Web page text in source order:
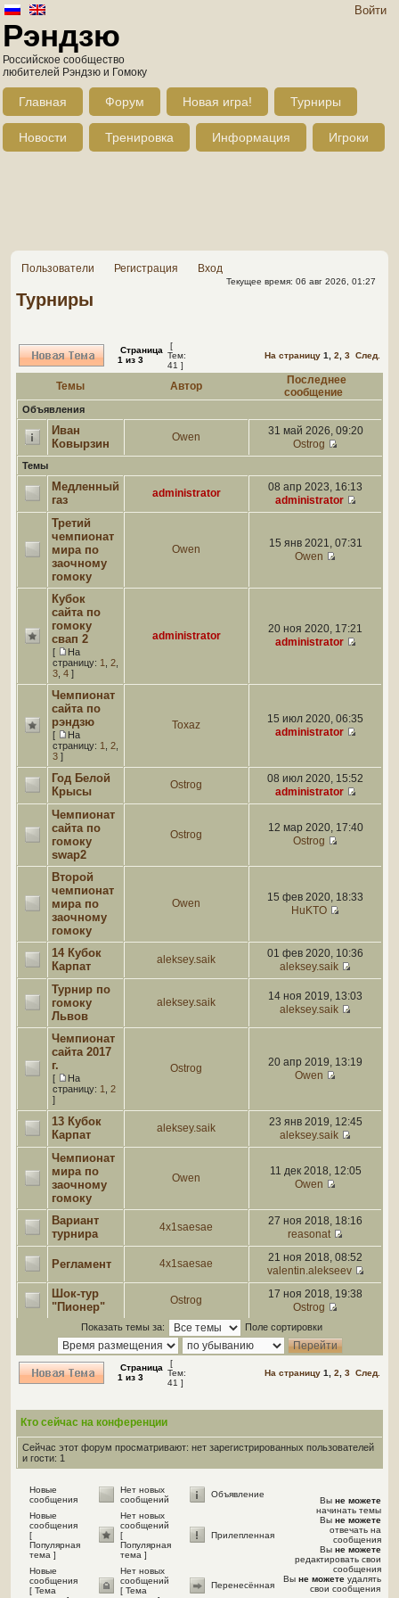
Войти
Рэндзю
Российское сообщество
любителей Рэндзю и Гомоку
Главная Форум Новая игра! Турниры
Новости Тренировка Информация Игроки
Пользователи Регистрация Вход
Текущее время: 06 авг 2026, 01:27
Турниры
Страница
1 из 3
[
Тем:
41 ]
На страницу 1 2 3 След.
Темы Автор
Последнее
сообщение
Объявления
Иван
Ковырзин
Owen
31 май 2026, 09:20
Ostrog
Темы
Медленный
газ
administrator
08 апр 2023, 16:13
administrator
Третий
чемпионат
мира по
заочному
гомоку
Owen
15 янв 2021, 07:31
Owen
Кубок
сайта по
гомоку
свап 2
[
На
страницу: 1 2
3 4 ]
administrator
20 ноя 2020, 17:21
administrator
Чемпионат
сайта по
рэндзю
[
На
страницу: 1 2
3 ]
Toxaz
15 июл 2020, 06:35
administrator
Год Белой
Крысы
Ostrog
08 июл 2020, 15:52
administrator
Чемпионат
сайта по
гомоку
swap2
Ostrog
12 мар 2020, 17:40
Ostrog
Второй
чемпионат
мира по
заочному
гомоку
Owen
15 фев 2020, 18:33
HuKTO
14 Кубок
Карпат
aleksey.saik
01 фев 2020, 10:36
aleksey.saik
Турнир по
гомоку
Львов
aleksey.saik
14 ноя 2019, 13:03
aleksey.saik
Чемпионат
сайта 2017
г.
[
На
страницу: 1
2
]
Ostrog
20 апр 2019, 13:19
Owen
13 Кубок
Карпат
aleksey.saik
23 янв 2019, 12:45
aleksey.saik
Чемпионат
мира по
заочному
гомоку
Owen
11 дек 2018, 12:05
Owen
Вариант
турнира
4x1saesae
27 ноя 2018, 18:16
reasonat
Регламент 4x1saesae
21 ноя 2018, 08:52
valentin.alekseev
Шок-тур
"Пионер"
Ostrog
17 ноя 2018, 19:38
Ostrog
Показать темы за: Поле сортировки
Страница
1 из 3
[
Тем:
41 ]
На страницу 1 2 3 След.
Кто сейчас на конференции
Сейчас этот форум просматривают: нет зарегистрированных пользователей
и гости: 1
Новые
сообщения
Нет новых
сообщений
Объявление
Новые
сообщения
[
Популярная
тема ]
Нет новых
сообщений
[
Популярная
тема ]
Прилепленная
Новые
сообщения
[ Тема
Нет новых
сообщений
[ Тема
Перенесённая
Вы не можете
начинать темы
Вы не можете
отвечать на
сообщения
Вы не можете
редактировать свои
сообщения
Вы не можете удалять
свои сообщения